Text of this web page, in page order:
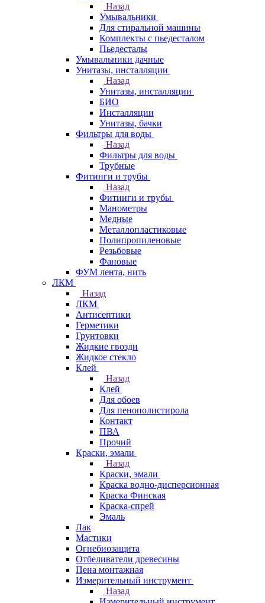
Назад
Умывальники
Для стиральной машины
Комплекты с пьедесталом
Пьедесталы
Умывальники дачные
Унитазы, инсталляции
Назад
Унитазы, инсталляции
БИО
Инсталляции
Унитазы, бачки
Фильтры для воды
Назад
Фильтры для воды
Трубные
Фитинги и трубы
Назад
Фитинги и трубы
Манометры
Медные
Металлопластиковые
Полипропиленовые
Резьбовые
Фановые
ФУМ лента, нить
ЛКМ
Назад
ЛКМ
Антисептики
Герметики
Грунтовки
Жидкие гвозди
Жидкое стекло
Клей
Назад
Клей
Для обоев
Для пенополистирола
Контакт
ПВА
Прочий
Краски, эмали
Назад
Краски, эмали
Краска водно-дисперсионная
Краска Финская
Краска-спрей
Эмаль
Лак
Мастики
Огнебиозащита
Отбеливатели древесины
Пена монтажная
Измерительный инструмент
Назад